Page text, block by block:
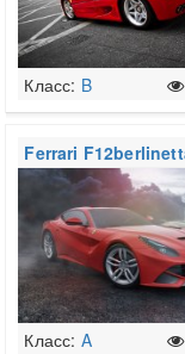
Класс: B
Ferrari
Класс: A